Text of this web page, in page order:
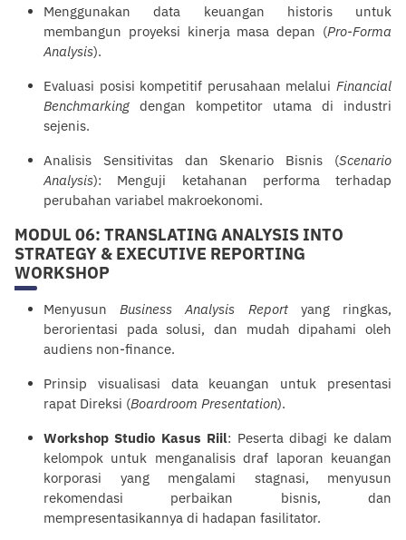
Menggunakan data keuangan historis untuk
membangun proyeksi kinerja masa depan (Pro-Forma
Analysis).
Evaluasi posisi kompetitif perusahaan melalui Financial
Benchmarking dengan kompetitor utama di industri
sejenis.
Analisis Sensitivitas dan Skenario Bisnis (Scenario
Analysis): Menguji ketahanan performa terhadap
perubahan variabel makroekonomi.
MODUL 06: TRANSLATING ANALYSIS INTO
STRATEGY & EXECUTIVE REPORTING
WORKSHOP
MenyusunBusiness Analysis Reportyang ringkas,
berorientasi pada solusi, dan mudah dipahami oleh
audiens non-finance.
Prinsip visualisasi data keuangan untuk presentasi
rapat Direksi (Boardroom Presentation).
Workshop Studio Kasus Riil: Peserta dibagi ke dalam
kelompok untuk menganalisis draf laporan keuangan
korporasi yang mengalami stagnasi, menyusun
rekomendasi perbaikan bisnis, dan
mempresentasikannya di hadapan fasilitator.